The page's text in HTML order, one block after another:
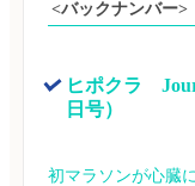
<バックナンバー>
ヒポクラ　
日号）
初マラソンが心臓